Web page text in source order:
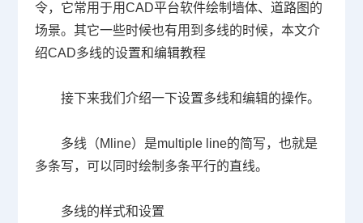
令，它常用于用CAD平台软件绘制墙体、道路图的
场景。其它一些时候也有用到多线的时候，本文介
绍CAD多线的设置和编辑教程
接下来我们介绍一下设置多线和编辑的操作。
多线（Mline）是multiple line的简写，也就是
多条写，可以同时绘制多条平行的直线。
多线的样式和设置